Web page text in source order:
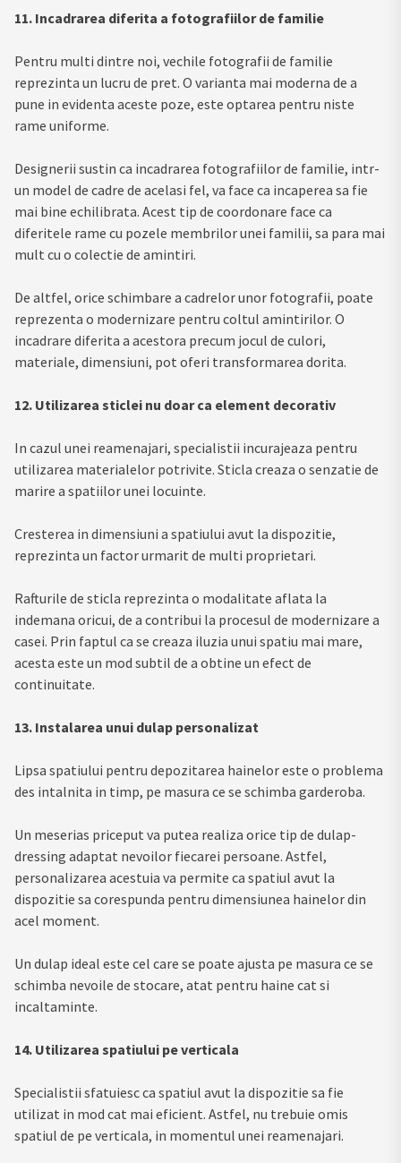
11. Incadrarea diferita a fotografiilor de familie
Pentru multi dintre noi, vechile fotografii de familie
reprezinta un lucru de pret. O varianta mai moderna de a
pune in evidenta aceste poze, este optarea pentru niste
rame uniforme.
Designerii sustin ca incadrarea fotografiilor de familie, intr-
un model de cadre de acelasi fel, va face ca incaperea sa fie
mai bine echilibrata. Acest tip de coordonare face ca
diferitele rame cu pozele membrilor unei familii, sa para mai
mult cu o colectie de amintiri.
De altfel, orice schimbare a cadrelor unor fotografii, poate
reprezenta o modernizare pentru coltul amintirilor. O
incadrare diferita a acestora precum jocul de culori,
materiale, dimensiuni, pot oferi transformarea dorita.
12. Utilizarea sticlei nu doar ca element decorativ
In cazul unei reamenajari, specialistii incurajeaza pentru
utilizarea materialelor potrivite. Sticla creaza o senzatie de
marire a spatiilor unei locuinte.
Cresterea in dimensiuni a spatiului avut la dispozitie,
reprezinta un factor urmarit de multi proprietari.
Rafturile de sticla reprezinta o modalitate aflata la
indemana oricui, de a contribui la procesul de modernizare a
casei. Prin faptul ca se creaza iluzia unui spatiu mai mare,
acesta este un mod subtil de a obtine un efect de
continuitate.
13. Instalarea unui dulap personalizat
Lipsa spatiului pentru depozitarea hainelor este o problema
des intalnita in timp, pe masura ce se schimba garderoba.
Un meserias priceput va putea realiza orice tip de dulap-
dressing adaptat nevoilor fiecarei persoane. Astfel,
personalizarea acestuia va permite ca spatiul avut la
dispozitie sa corespunda pentru dimensiunea hainelor din
acel moment.
Un dulap ideal este cel care se poate ajusta pe masura ce se
schimba nevoile de stocare, atat pentru haine cat si
incaltaminte.
14. Utilizarea spatiului pe verticala
Specialistii sfatuiesc ca spatiul avut la dispozitie sa fie
utilizat in mod cat mai eficient. Astfel, nu trebuie omis
spatiul de pe verticala, in momentul unei reamenajari.